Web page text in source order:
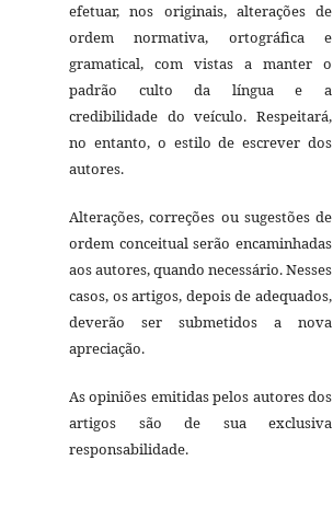
efetuar, nos originais, alterações de
ordem normativa, ortográfica e
gramatical, com vistas a manter o
padrão culto da língua e a
credibilidade do veículo. Respeitará,
no entanto, o estilo de escrever dos
autores.
Alterações, correções ou sugestões de
ordem conceitual serão encaminhadas
aos autores, quando necessário. Nesses
casos, os artigos, depois de adequados,
deverão ser submetidos a nova
apreciação.
As opiniões emitidas pelos autores dos
artigos são de sua exclusiva
responsabilidade.